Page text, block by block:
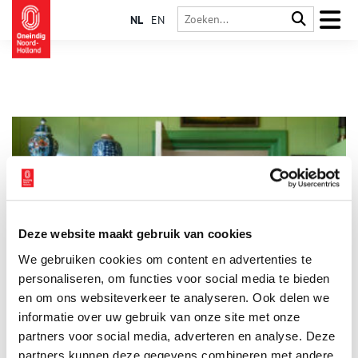
Deze website maakt gebruik van cookies
We gebruiken cookies om content en advertenties te
personaliseren, om functies voor social media te bieden
en om ons websiteverkeer te analyseren. Ook delen we
informatie over uw gebruik van onze site met onze
partners voor social media, adverteren en analyse. Deze
partners kunnen deze gegevens combineren met andere
NL EN
Voor de serie ‘Binnenkijker’ van Boerderijenstichting Noord-
Holland gaat agrarisch erfgoed specialist Anna Groentjes op
bezoek bij bijzondere stolpboerderijen. Trotse eigenaren
vertellen haar alles over de geschiedenis en het interieur van
de stolp. De interieurs verschillen nog meer van elkaar dan de
buitenkanten. Bij woonboerderijen zien we de zoektocht naar
het toepassen van nieuwe functies, op basis van de